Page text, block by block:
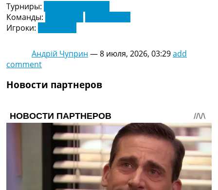
Турниры:
Команды:
Игроки:
Андрій Чуприн —8 июля, 2026, 03:29add
comment
Новости партнеров